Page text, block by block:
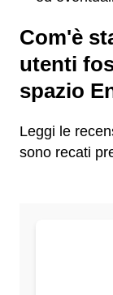
Com'è
utenti
spazio
Leggi le
sono recati